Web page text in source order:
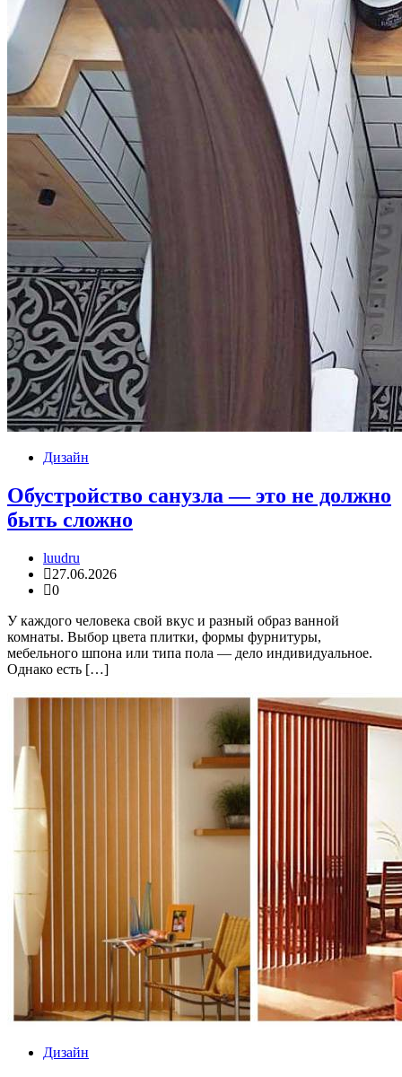
Дизайн
Обустройство санузла — это не должно
быть сложно
luudru
27.06.2026
0
У каждого человека свой вкус и разный образ ванной
комнаты. Выбор цвета плитки, формы фурнитуры,
мебельного шпона или типа пола — дело индивидуальное.
Однако есть […]
Дизайн